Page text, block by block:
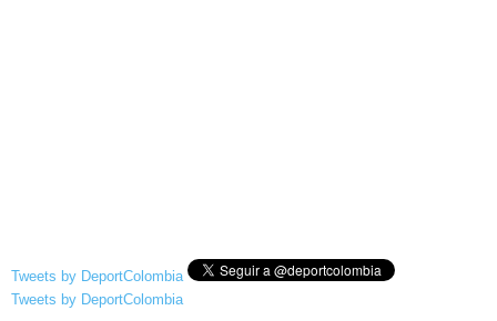
Tweets by DeportColombia
Tweets by DeportColombia